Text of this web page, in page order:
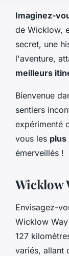
Imaginez-
de Wicklow,
secret, une
l'aventure,
meilleurs
Bienvenue
sentiers
expérimenté
vous les plus
émerveillés !
Wicklow
Envisagez-
Wicklow
127
variés, allant